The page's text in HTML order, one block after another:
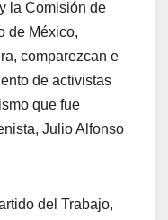
la Comisión de
de México,
comparezcan e
de activistas
que fue
Julio Alfonso
del Trabajo,